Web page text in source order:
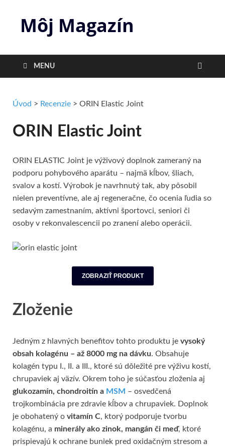
Môj Magazín
MENU
Úvod > Recenzie > ORIN Elastic Joint
ORIN Elastic Joint
ORIN ELASTIC Joint je výživový doplnok zameraný na
podporu pohybového aparátu – najmä kĺbov, šliach,
svalov a kostí. Výrobok je navrhnutý tak, aby pôsobil
nielen preventívne, ale aj regeneračne, čo ocenia ľudia so
sedavým zamestnaním, aktívni športovci, seniori či
osoby v rekonvalescencii po zranení alebo operácii.
ZOBRAZIŤ PRODUKT
Zloženie
Jedným z hlavných benefitov tohto produktu je vysoký
obsah kolagénu – až 8000 mg na dávku. Obsahuje
kolagén typu I., II. a III., ktoré sú dôležité pre výživu kostí,
chrupaviek aj väzív. Okrem toho je súčasťou zloženia aj
glukozamín, chondroitín a MSM – osvedčená
trojkombinácia pre zdravie kĺbov a chrupaviek. Doplnok
je obohatený o vitamín C, ktorý podporuje tvorbu
kolagénu, a minerály ako zinok, mangán či meď, ktoré
prispievajú k ochrane buniek pred oxidačným stresom a